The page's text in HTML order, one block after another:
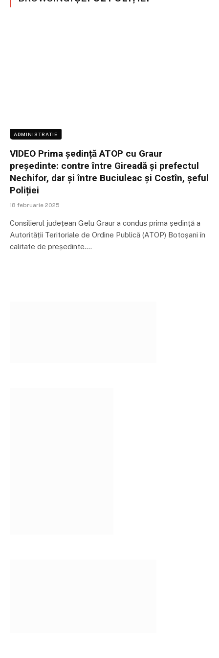
ADMINISTRATIE
VIDEO Prima ședință ATOP cu Graur
președinte: contre între Gireadă și prefectul
Nechifor, dar și între Buciuleac și Costîn, șeful
Poliției
18 februarie 2025
Consilierul județean Gelu Graur a condus prima ședință a
Autorității Teritoriale de Ordine Publică (ATOP) Botoșani în
calitate de președinte.…